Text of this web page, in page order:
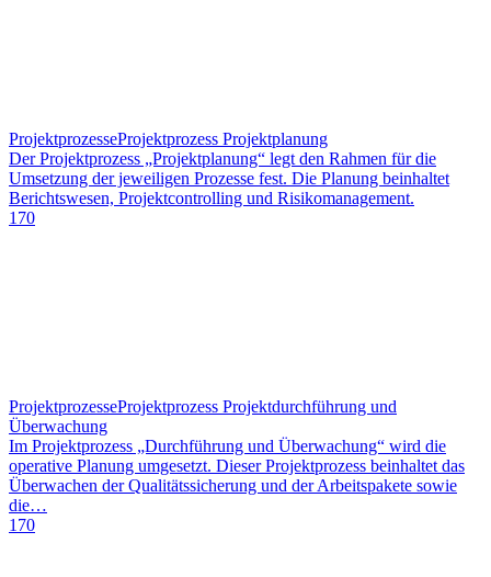
ProjektprozesseProjektprozess Projektplanung
Der Projektprozess „Projektplanung“ legt den Rahmen für die
Umsetzung der jeweiligen Prozesse fest. Die Planung beinhaltet
Berichtswesen, Projektcontrolling und Risikomanagement.
170
ProjektprozesseProjektprozess Projektdurchführung und
Überwachung
Im Projektprozess „Durchführung und Überwachung“ wird die
operative Planung umgesetzt. Dieser Projektprozess beinhaltet das
Überwachen der Qualitätssicherung und der Arbeitspakete sowie
die…
170